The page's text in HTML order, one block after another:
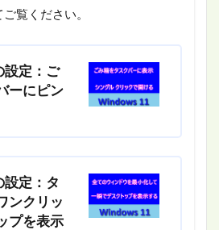
覧ください。
設定：ご
ーにピン
定：タ
ンクリッ
プを表示